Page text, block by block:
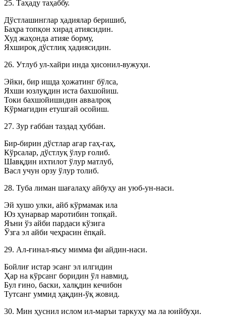
25. Таҳаду таҳаббу.
Дўстлашинглар ҳадиялар беришиб,
Баҳра топқон хирад атиясидин.
Худ жаҳонда атияе борму,
Яхшироқ дўстлиқ ҳадиясидин.
26. Утлуб ул-хайри инда ҳисонил-вужуҳи.
Эйки, бир ишда ҳожатинг бўлса,
Яхши юзлуқдин иста бахшойиш.
Токи бахшойишидин аввалроқ
Кўрмагидин етушгай осойиш.
27. Зур ғаббан таздад ҳуббан.
Бир-бирин дўстлар агар гаҳ-гаҳ,
Кўрсалар, дўстлуқ ўлур ғолиб.
Шавқдин ихтилот ўлур матлуб,
Васл учун орзу ўлур толиб.
28. Туба лиман шағалаҳу айбуҳу ан уюб-ун-наси.
Эй хушо улки, айб кўрмамак ила
Юз ҳунарвар маротибин топқай.
Яъни ўз айби пардаси кўзига
Ўзга эл айби чеҳрасин ёпқай.
29. Ал-ғинал-яъсу мимма фи айдин-наси.
Бойлиғ истар эсанг эл илгидин
Ҳар на кўрсанг боридин ўл навмид,
Бул ғино, баски, халқдин кечибон
Тутсанг уммид ҳақдин-ўқ жовид.
30. Мин ҳуснил ислом ил-маръи таркуҳу ма ла юийбуҳи.